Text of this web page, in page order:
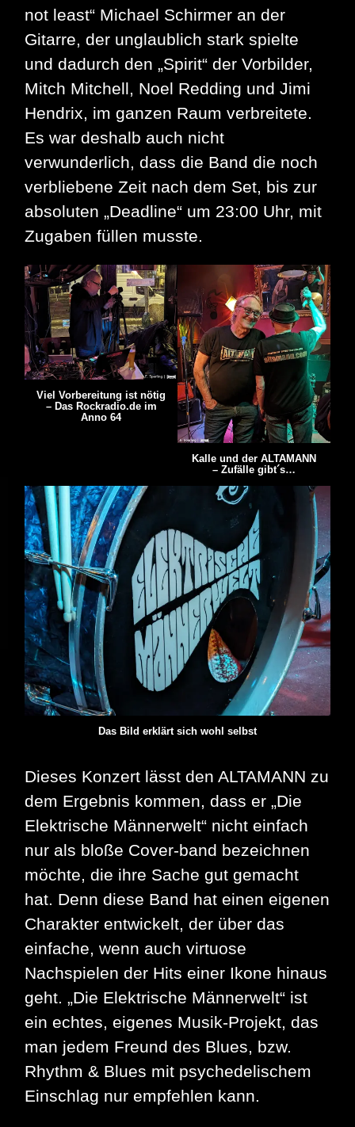
not least“ Michael Schirmer an der
Gitarre, der unglaublich stark spielte
und dadurch den „Spirit“ der Vorbilder,
Mitch Mitchell, Noel Redding und Jimi
Hendrix, im ganzen Raum verbreitete.
Es war deshalb auch nicht
verwunderlich, dass die Band die noch
verbliebene Zeit nach dem Set, bis zur
absoluten „Deadline“ um 23:00 Uhr, mit
Zugaben füllen musste.
Viel Vorbereitung ist nötig
– Das Rockradio.de im
Anno 64
Kalle und der ALTAMANN
– Zufälle gibt´s…
Das Bild erklärt sich wohl selbst
Dieses Konzert lässt den ALTAMANN zu
dem Ergebnis kommen, dass er „Die
Elektrische Männerwelt“ nicht einfach
nur als bloße Cover-band bezeichnen
möchte, die ihre Sache gut gemacht
hat. Denn diese Band hat einen eigenen
Charakter entwickelt, der über das
einfache, wenn auch virtuose
Nachspielen der Hits einer Ikone hinaus
geht. „Die Elektrische Männerwelt“ ist
ein echtes, eigenes Musik-Projekt, das
man jedem Freund des Blues, bzw.
Rhythm & Blues mit psychedelischem
Einschlag nur empfehlen kann.